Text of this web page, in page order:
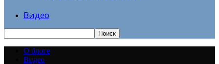
Видео
О блоге
Видео